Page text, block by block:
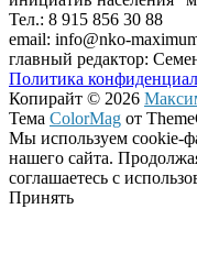
Тел.: 8 915 856 30 88
email: info@nko-
главный редактор:
Политика
Копирайт © 2026
Тема ColorMag от
Мы используем cookie-
нашего сайта.
соглашаетесь с
Принять